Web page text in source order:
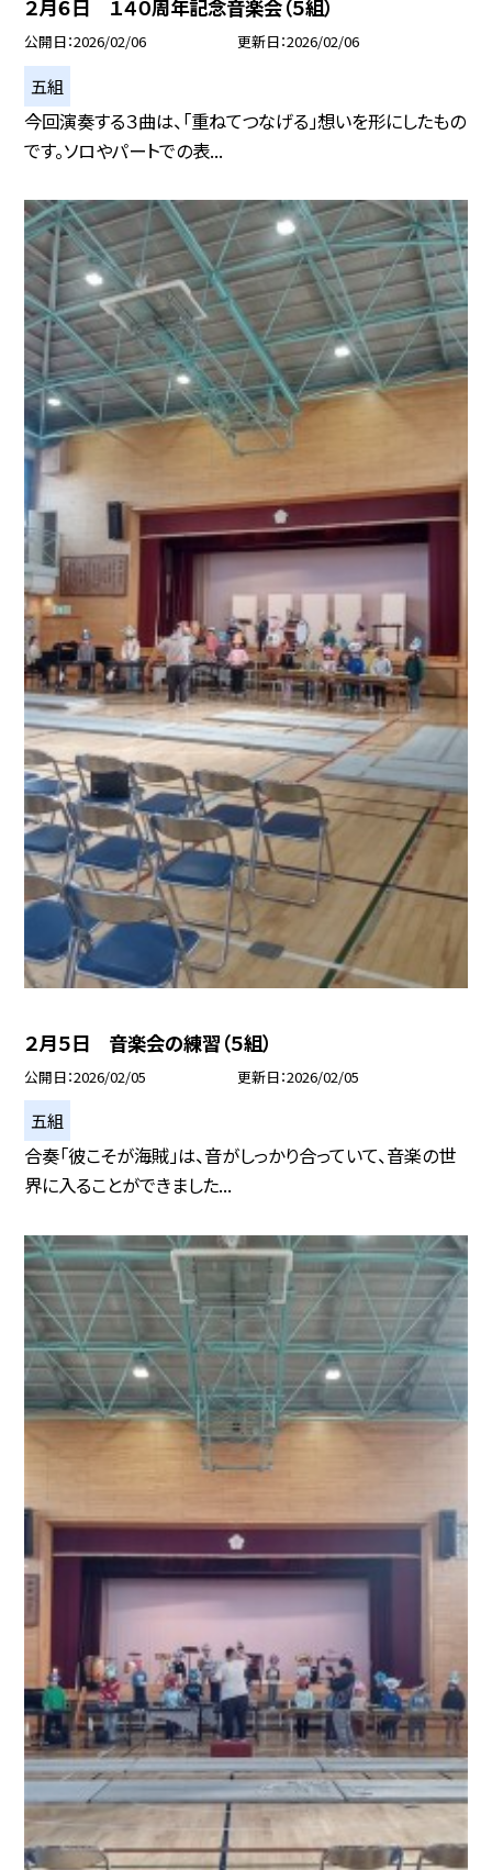
２月６日 １４０周年記念音楽会（５組）
公開日 2026/02/06 更新日 2026/02/06
五組
今回演奏する３曲は、「重ねてつなげる」想いを形にしたもの
です。ソロやパートでの表...
２月５日 音楽会の練習（５組）
公開日 2026/02/05 更新日 2026/02/05
五組
合奏「彼こそが海賊」は、音がしっかり合っていて、音楽の世
界に入ることができました...